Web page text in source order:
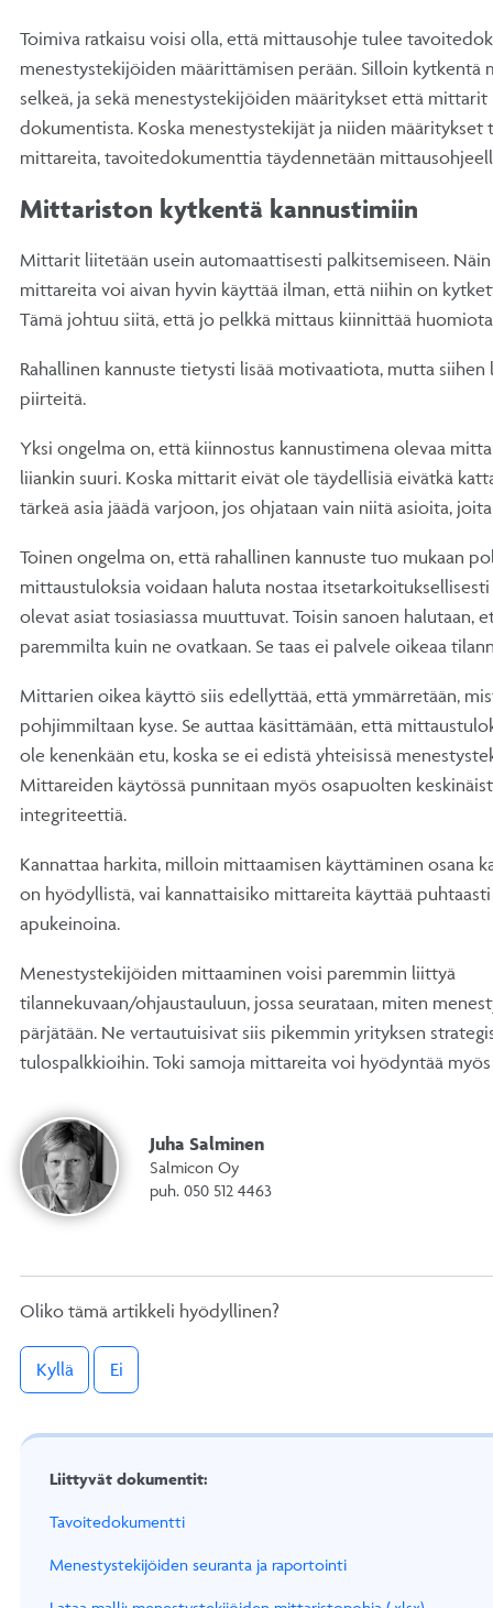
Toimiva ratkaisu voisi olla, että mittausohje tulee
menestystekijöiden määrittämisen perään. Silloin kytkentä
selkeä, ja sekä menestystekijöiden määritykset että mittarit
dokumentista. Koska menestystekijät ja niiden määritykset
mittareita, tavoitedokumenttia täydennetään
Mittariston kytkentä kannustimiin
Mittarit liitetään usein automaattisesti palkitsemiseen.
mittareita voi aivan hyvin käyttää ilman, että niihin on
Tämä johtuu siitä, että jo pelkkä mittaus kiinnittää
Rahallinen kannuste tietysti lisää motivaatiota, mutta
piirteitä.
Yksi ongelma on, että kiinnostus kannustimena olevaa
liiankin suuri. Koska mittarit eivät ole täydellisiä eivätkä
tärkeä asia jäädä varjoon, jos ohjataan vain niitä asioita,
Toinen ongelma on, että rahallinen kannuste tuo mukaan
mittaustuloksia voidaan haluta nostaa
olevat asiat tosiasiassa muuttuvat. Toisin sanoen halutaan,
paremmilta kuin ne ovatkaan. Se taas ei palvele oikeaa
Mittarien oikea käyttö siis edellyttää, että ymmärretään,
pohjimmiltaan kyse. Se auttaa käsittämään, että
ole kenenkään etu, koska se ei edistä yhteisissä
Mittareiden käytössä punnitaan myös osapuolten
integriteettiä.
Kannattaa harkita, milloin mittaamisen käyttäminen osana
on hyödyllistä, vai kannattaisiko mittareita käyttää
apukeinoina.
Menestystekijöiden mittaaminen voisi paremmin liittyä
tilannekuvaan/ohjaustauluun, jossa seurataan, miten
pärjätään. Ne vertautuisivat siis pikemmin yrityksen
tulospalkkioihin. Toki samoja mittareita voi hyödyntää
Juha Salminen
Salmicon Oy
puh. 050 512 4463
Oliko tämä artikkeli hyödyllinen?
Kyllä Ei
Liittyvät dokumentit:
Tavoitedokumentti
Menestystekijöiden seuranta ja raportointi